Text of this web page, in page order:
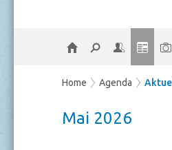
Home Agenda
Mai 2026